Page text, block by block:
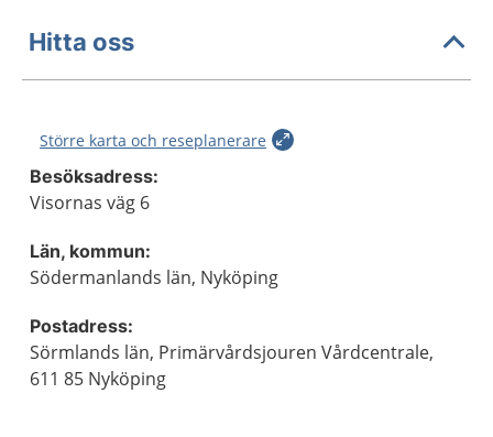
Hitta oss
Större karta och reseplanerare
Besöksadress:
Visornas väg 6
Län, kommun:
Södermanlands län, Nyköping
Postadress:
Sörmlands län, Primärvårdsjouren Vårdcentrale,
611 85 Nyköping